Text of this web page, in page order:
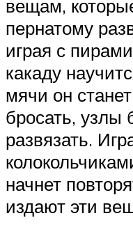
вещам,
пернатому
играя с
какаду
мячи он
бросать, узлы
развязать.
начнет
издают эти